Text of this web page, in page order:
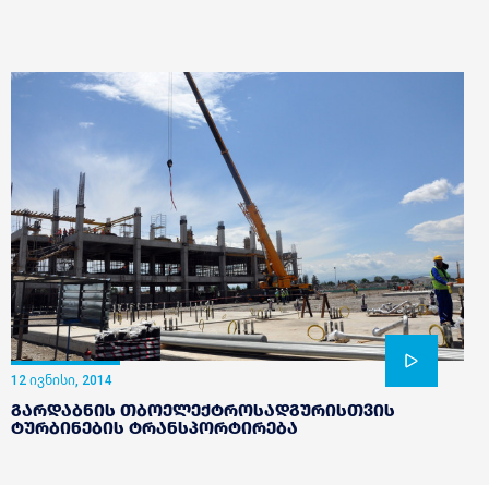
12 ივნისი, 2014
გარდაბნის თბოელექტროსადგურისთვის
ტურბინების ტრანსპორტირება